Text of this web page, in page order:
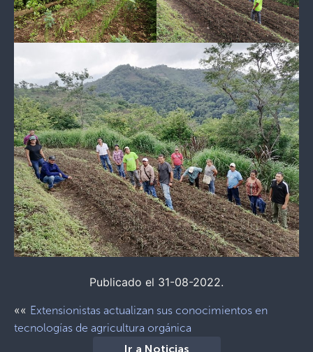
Publicado el 31-08-2022.
«« Extensionistas actualizan sus conocimientos en
tecnologías de agricultura orgánica